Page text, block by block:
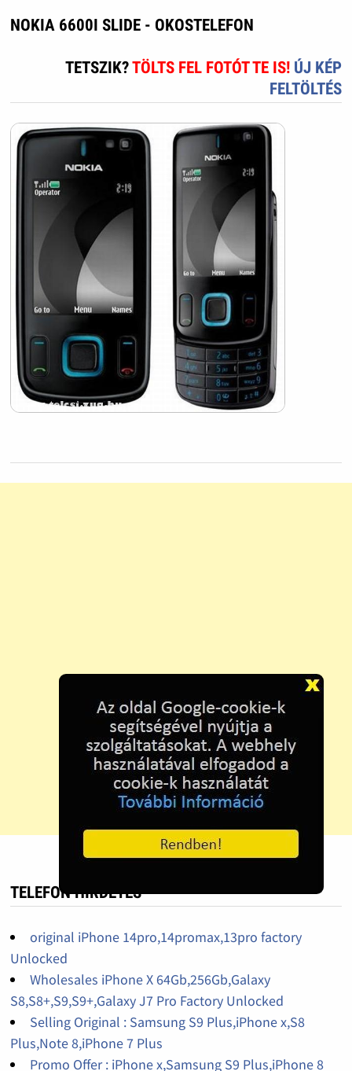
NOKIA 6600I SLIDE - OKOSTELEFON
TETSZIK?TÖLTS FEL FOTÓT TE IS! ÚJ KÉP
FELTÖLTÉS
TELEFON HIRDETÉS
original iPhone 14pro,14promax,13pro factory
Unlocked
Wholesales iPhone X 64Gb,256Gb,Galaxy
S8,S8+,S9,S9+,Galaxy J7 Pro Factory Unlocked
Selling Original : Samsung S9 Plus,iPhone x,S8
Plus,Note 8,iPhone 7 Plus
Promo Offer : iPhone x,Samsung S9 Plus,iPhone 8